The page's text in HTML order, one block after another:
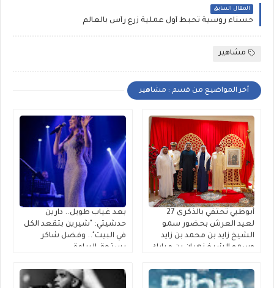
المقال السابق
حسناء روسية تُحبط أول عملية زرع رأس بالعالم
مشاهير
أخر المواضيع من قسم : مشاهير
أبوظبي تحتفي بالذكرى 27
لعيد العرش بحضور سمو
الشيخ زايد بن محمد بن زايد
وسمو الشيخ نهيان بن مبارك
بعد غياب طويل.. دارين
حدشيتي: "شيرين بتقعد الكل
في البيت".. وفضل شاكر
يستحق البراءة